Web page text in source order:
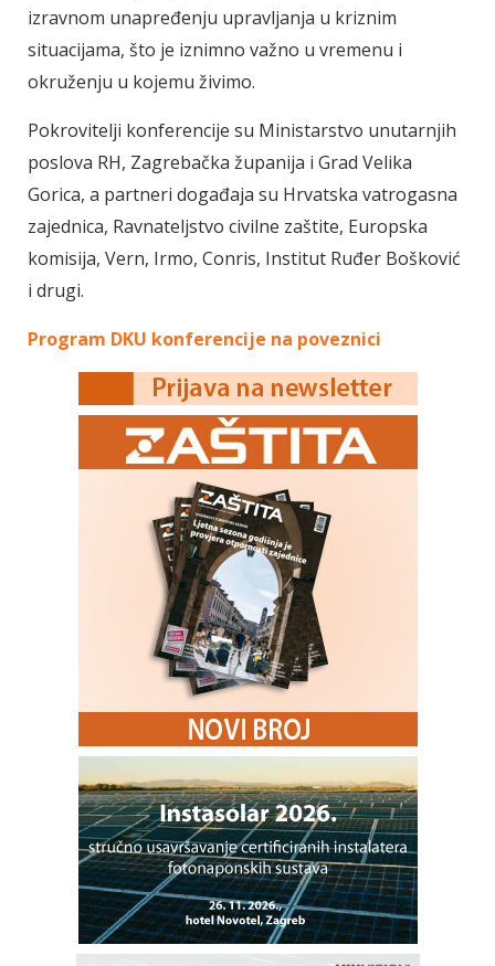
izravnom unapređenju upravljanja u kriznim
situacijama, što je iznimno važno u vremenu i
okruženju u kojemu živimo.
Pokrovitelji konferencije su Ministarstvo unutarnjih
poslova RH, Zagrebačka županija i Grad Velika
Gorica, a partneri događaja su Hrvatska vatrogasna
zajednica, Ravnateljstvo civilne zaštite, Europska
komisija, Vern, Irmo, Conris, Institut Ruđer Bošković
i drugi.
Program DKU konferencije na poveznici